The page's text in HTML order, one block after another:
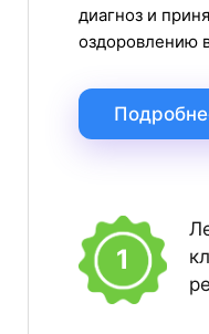
диагноз и
оздоровлению
1